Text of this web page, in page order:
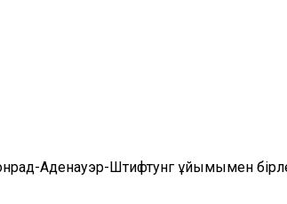
Аденауэр-Штифтунг ұйымымен